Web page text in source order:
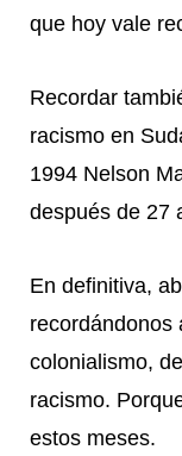
que hoy vale
Recordar
racismo en
1994 Nelson
después de 27
En definitiva,
recordándonos
colonialismo,
racismo.
estos meses.